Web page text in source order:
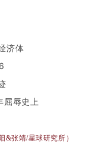
济体
辱史上
&张靖/星球研究所）